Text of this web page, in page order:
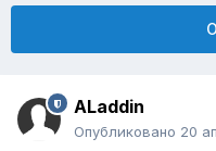
ALaddin
Опубликовано 20